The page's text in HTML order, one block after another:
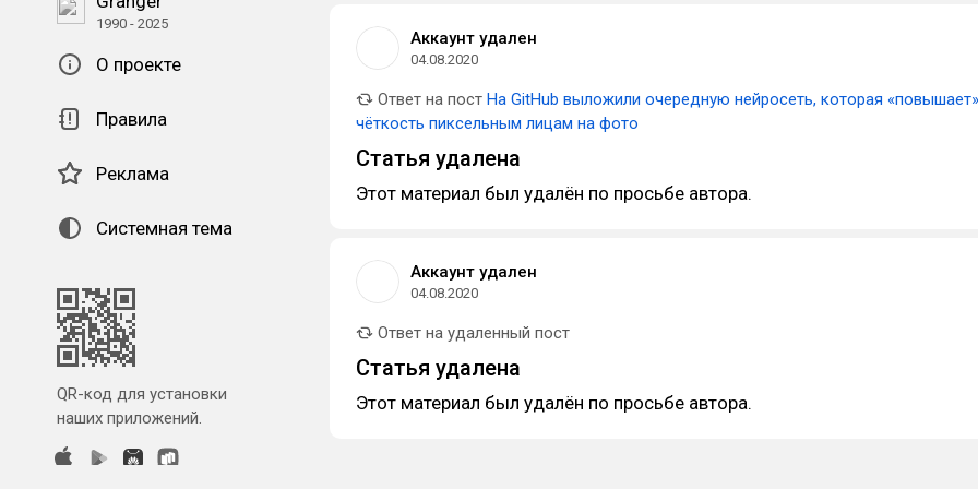
1990 - 2025
О проекте
Правила
Реклама
Системная тема
QR-код для установки
наших приложений.
Аккаунт удален
04.08.2020
Ответ на пост На GitHub выложили очередную нейросеть, которая «повышает»
чёткость пиксельным лицам на фото
Статья удалена
Этот материал был удалён по просьбе автора.
Аккаунт удален
04.08.2020
Ответ на удаленный пост
Статья удалена
Этот материал был удалён по просьбе автора.